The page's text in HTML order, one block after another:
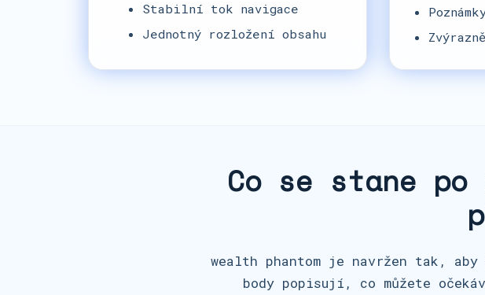
Stabilní tok navigace
Jednotný rozložení obsahu
Co se stane
wealth phantom je navržen tak, aby
body popisují, co můžete